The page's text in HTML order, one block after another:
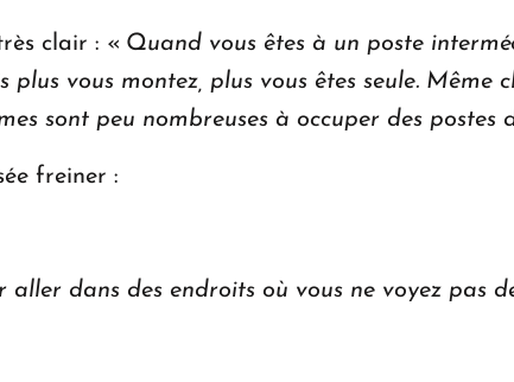
clair : « Quand vous êtes à un poste
vous montez, plus vous êtes seule. Même
sont peu nombreuses à occuper des postes
freiner :
dans des endroits où vous ne voyez pas